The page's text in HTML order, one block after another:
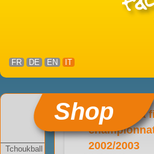
FR DE EN IT
Shop
Tchoukball
Vidéo de la
2002/2003